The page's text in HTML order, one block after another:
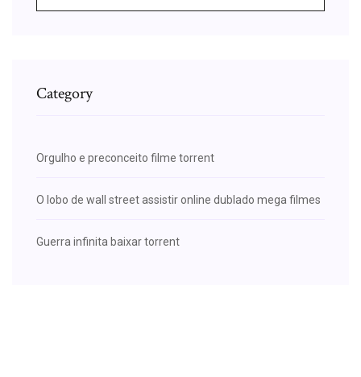
Category
Orgulho e preconceito filme torrent
O lobo de wall street assistir online dublado mega filmes
Guerra infinita baixar torrent